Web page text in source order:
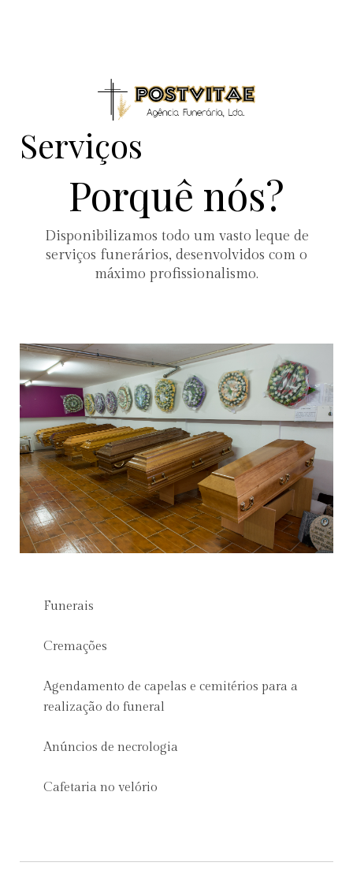
Serviços
Porquê nós?
Disponibilizamos todo um vasto leque de
serviços funerários, desenvolvidos com o
máximo profissionalismo.
Funerais
Cremações
Agendamento de capelas e cemitérios para a
realização do funeral
Anúncios de necrologia
Cafetaria no velório